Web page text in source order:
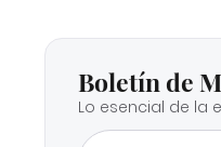
Boletín de
Lo esencial de la